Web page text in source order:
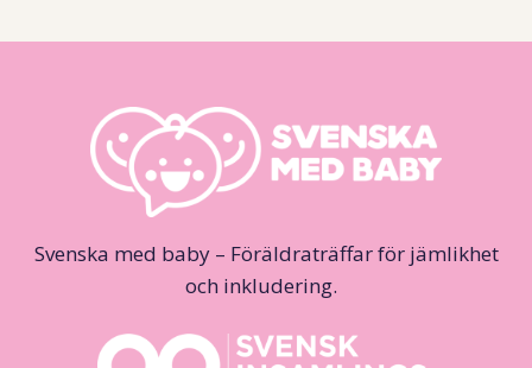
Svenska med baby – Föräldraträffar för jämlikhet
och inkludering.